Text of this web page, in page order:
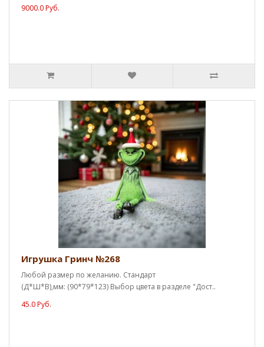
9000.0 Руб.
Игрушка Гринч №268
Любой размер по желанию. Стандарт
(Д*Ш*В),мм: (90*79*123) Выбор цвета в разделе "Дост..
45.0 Руб.